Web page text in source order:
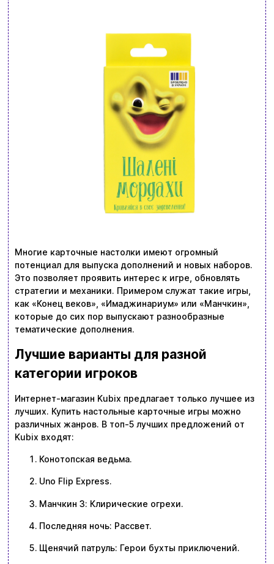
Многие карточные настолки имеют огромный
потенциал для выпуска дополнений и новых наборов.
Это позволяет проявить интерес к игре, обновлять
стратегии и механики. Примером служат такие игры,
как «Конец веков», «Имаджинариум» или «Манчкин»,
которые до сих пор выпускают разнообразные
тематические дополнения.
Лучшие варианты для разной
категории игроков
Интернет-магазин Kubix предлагает только лучшее из
лучших. Купить настольные карточные игры можно
различных жанров. В топ-5 лучших предложений от
Kubix входят:
Конотопская ведьма.
Uno Flip Express.
Манчкин 3: Клирические огрехи.
Последняя ночь: Рассвет.
Щенячий патруль: Герои бухты приключений.